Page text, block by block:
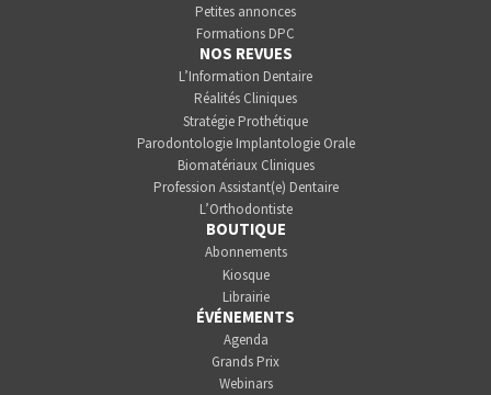
Petites annonces
Formations DPC
NOS REVUES
L’Information Dentaire
Réalités Cliniques
Stratégie Prothétique
Parodontologie Implantologie Orale
Biomatériaux Cliniques
Profession Assistant(e) Dentaire
L’Orthodontiste
BOUTIQUE
Abonnements
Kiosque
Librairie
ÉVÉNEMENTS
Agenda
Grands Prix
Webinars